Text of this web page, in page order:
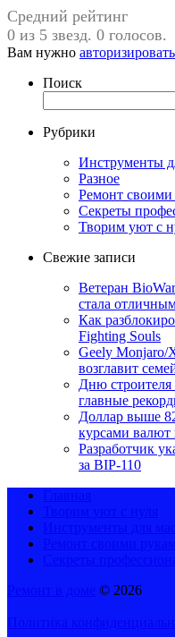
Средний рейтинг
0 из 5 звезд. 0 голосов.
Вам нужно
Поиск
Рубрики
Инструменты
Разное
Ремонт своими
Секреты
Творим уют с
Свежие записи
Ветеран
стала
Как
Fighting Souls
Geely Monjaro/
возглавит
Дню
главные
Доллар выше
курсами валют
Разработчик
за BIP-110
© 2026